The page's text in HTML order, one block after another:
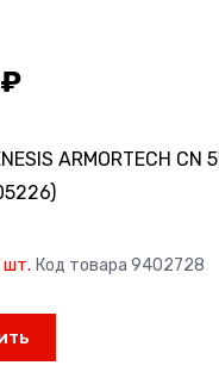
ARMORTECH CN
шт. Код товара 9402728